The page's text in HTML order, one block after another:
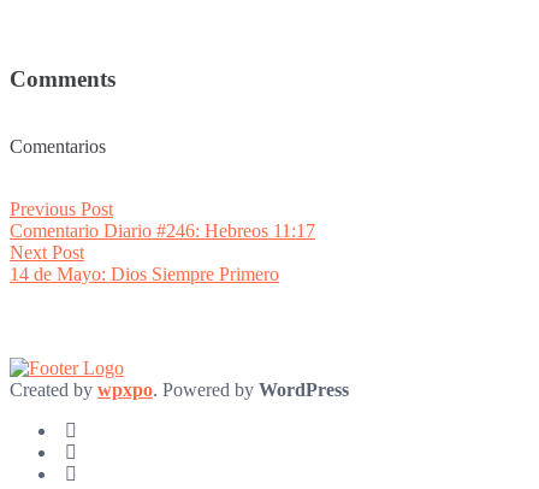
Comments
Comentarios
Post
navigation
Previous PostPrevious
post:
Comentario Diario #246: Hebreos 11:17
Next PostNext
post:
14 de Mayo: Dios Siempre Primero
Created by wpxpo. Powered by WordPress